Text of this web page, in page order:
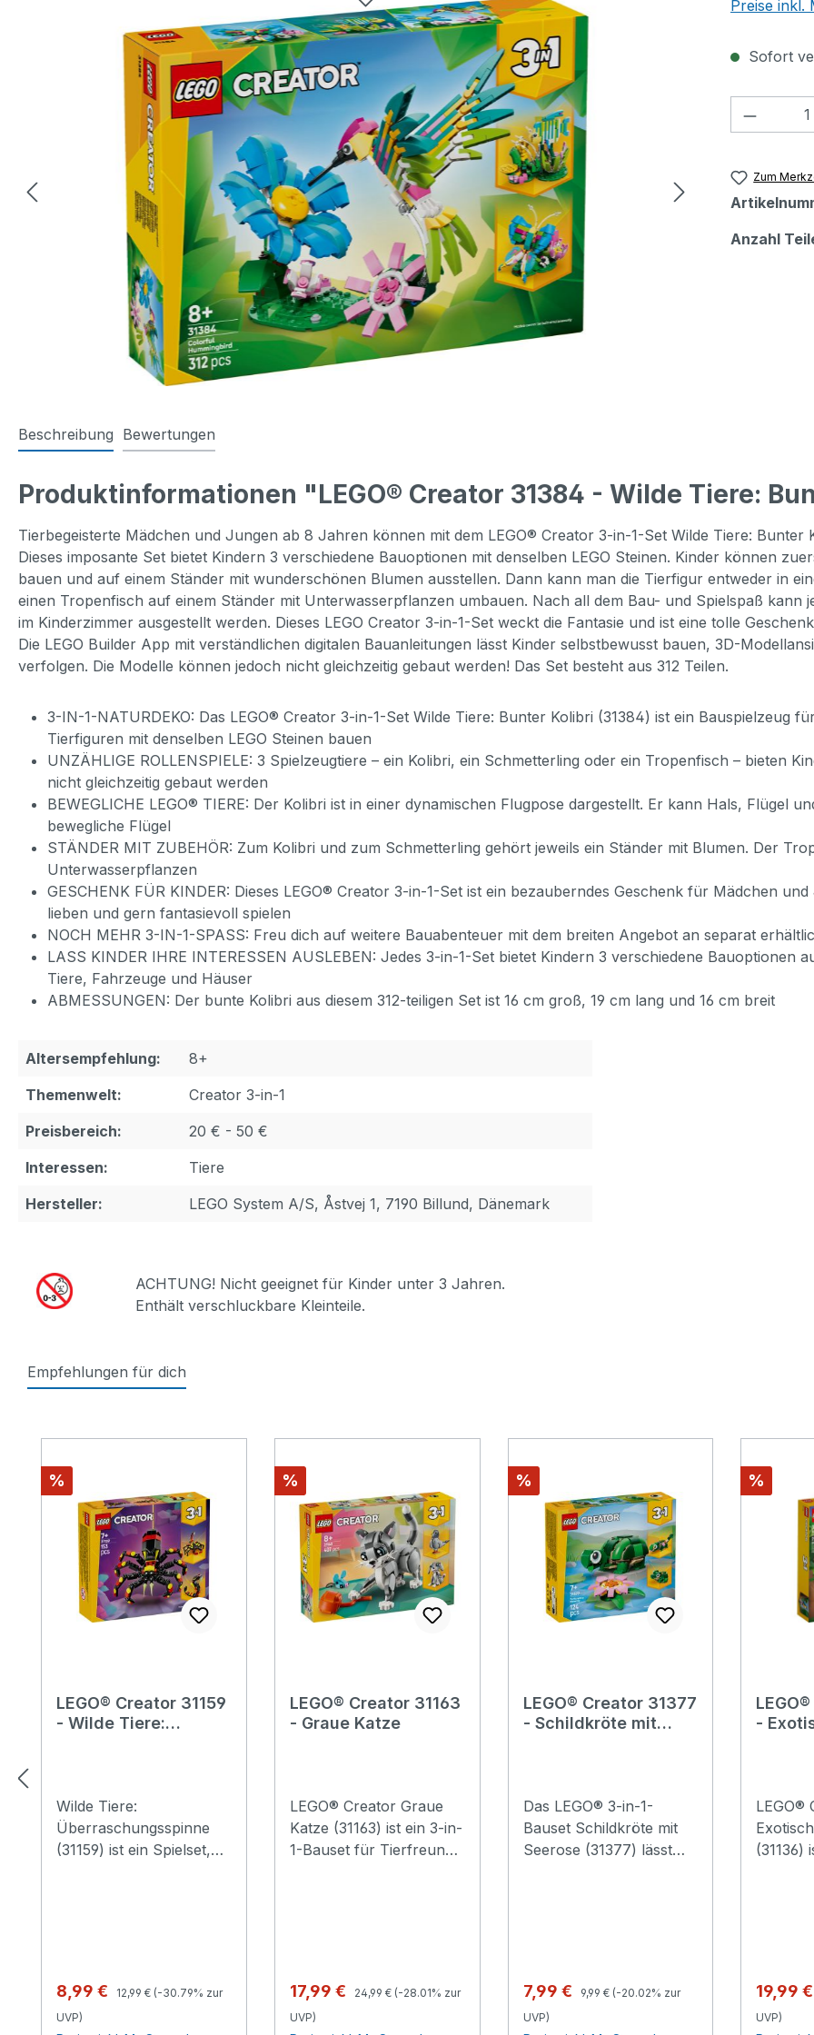
Preise inkl.
Sofort
Zum
Anzahl
Beschreibung Bewertungen
Produktinformationen "LEGO® Creator 31384 - Wilde Tiere:
Tierbegeisterte Mädchen und Jungen ab 8 Jahren können mit dem LEGO® Creator 3-in-1-Set Wilde Tiere: Bunter
Dieses imposante Set bietet Kindern 3 verschiedene Bauoptionen mit denselben LEGO Steinen. Kinder können
bauen und auf einem Ständer mit wunderschönen Blumen ausstellen. Dann kann man die Tierfigur entweder in
einen Tropenfisch auf einem Ständer mit Unterwasserpflanzen umbauen. Nach all dem Bau- und Spielspaß kann
im Kinderzimmer ausgestellt werden. Dieses LEGO Creator 3-in-1-Set weckt die Fantasie und ist eine tolle
Die LEGO Builder App mit verständlichen digitalen Bauanleitungen lässt Kinder selbstbewusst bauen, 3D-
verfolgen. Die Modelle können jedoch nicht gleichzeitig gebaut werden! Das Set besteht aus 312 Teilen.
3-IN-1-NATURDEKO: Das LEGO® Creator 3-in-1-Set Wilde Tiere: Bunter Kolibri (31384) ist ein Bauspielzeug
Tierfiguren mit denselben LEGO Steinen bauen
UNZÄHLIGE ROLLENSPIELE: 3 Spielzeugtiere – ein Kolibri, ein Schmetterling oder ein Tropenfisch – bieten
nicht gleichzeitig gebaut werden
BEWEGLICHE LEGO® TIERE: Der Kolibri ist in einer dynamischen Flugpose dargestellt. Er kann Hals, Flügel
bewegliche Flügel
STÄNDER MIT ZUBEHÖR: Zum Kolibri und zum Schmetterling gehört jeweils ein Ständer mit Blumen. Der
Unterwasserpflanzen
GESCHENK FÜR KINDER: Dieses LEGO® Creator 3-in-1-Set ist ein bezauberndes Geschenk für Mädchen
lieben und gern fantasievoll spielen
NOCH MEHR 3-IN-1-SPASS: Freu dich auf weitere Bauabenteuer mit dem breiten Angebot an separat
LASS KINDER IHRE INTERESSEN AUSLEBEN: Jedes 3-in-1-Set bietet Kindern 3 verschiedene
Tiere, Fahrzeuge und Häuser
ABMESSUNGEN: Der bunte Kolibri aus diesem 312-teiligen Set ist 16 cm groß, 19 cm lang und 16 cm breit
Altersempfehlung:
8+
Themenwelt:
Creator 3-in-1
Preisbereich:
20 € - 50 €
Interessen:
Tiere
Hersteller:
LEGO System A/S, Åstvej 1, 7190 Billund, Dänemark
ACHTUNG! Nicht geeignet für Kinder unter 3 Jahren.
Enthält verschluckbare Kleinteile.
Empfehlungen für dich
Rabatt
%
LEGO® Creator 31159
- Wilde Tiere:
Wilde Tiere:
Überraschungsspinne
(31159) ist ein Spielset,
hat 8 bewegliche Beine
und große Zähne. Kinder
können ein neongelbes
Verkaufspreis:
8,99 € Regulärer Preis:
12,99 € (-30.79% zur
UVP)
Rabatt
%
LEGO® Creator 31163
- Graue Katze
LEGO® Creator Graue
Katze (31163) ist ein 3-in-
1-Bauset für Tierfreunde
laden ein Napf, eine
Spielzeugmaus und ein
Garnknäuel Kinder dazu
Verkaufspreis:
17,99 € Regulärer Preis:
24,99 € (-28.01% zur
UVP)
Rabatt
%
LEGO® Creator 31377
- Schildkröte mit
Das LEGO® 3-in-1-
Bauset Schildkröte mit
Seerose (31377) lässt
verschiedene
Bauoptionen mit
denselben LEGO Steinen.
Verkaufspreis:
7,99 € Regulärer Preis:
9,99 € (-20.02% zur
UVP)
Rabatt
%
-
LEGO®
(31136)
auf
19,99 €
UVP)